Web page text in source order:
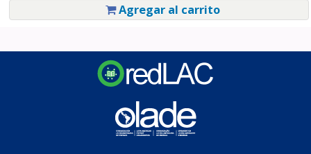
Agregar al carrito